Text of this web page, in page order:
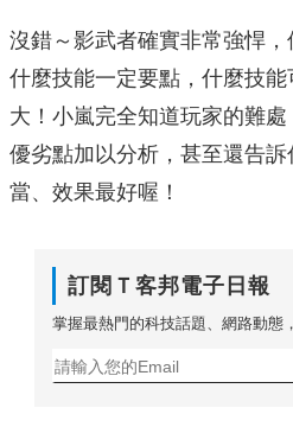
沒錯～影武者確實非常強悍，
什麼技能一定要點，什麼技
大！小嵐完全知道玩家的難
優劣點加以分析，甚至還告
當、效果最好喔！
訂閱Ｔ客邦電子日報
掌握最熱門的科技話題、網路動態